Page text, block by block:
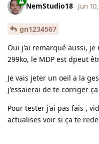
NemStudio18 Jun
gn1234567
Oui j'ai remarqué aussi, je
299ko, le MDP est dpeut
Je vais jeter un oeil a la
j'essaierai de te corriger
Pour tester j'ai pas fais ,
actualises voir si ça te